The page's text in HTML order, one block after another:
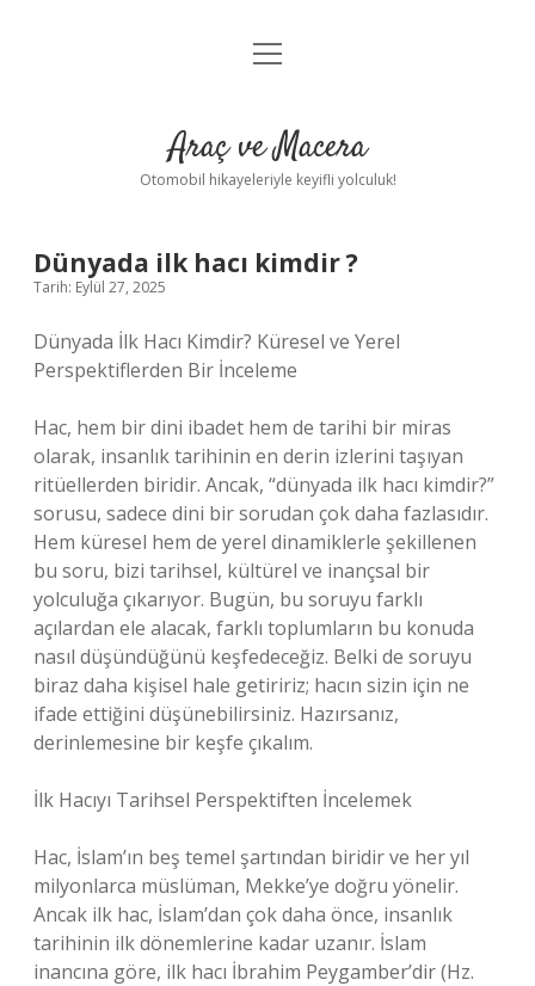
Anasayfa
Yasal Uyarı
menüyü
Araç ve Macera
Otomobil hikayeleriyle keyifli yolculuk!
Dünyada ilk hacı kimdir ?
Tarih: Eylül 27, 2025
Dünyada İlk Hacı Kimdir? Küresel ve Yerel
Perspektiflerden Bir İnceleme
Hac, hem bir dini ibadet hem de tarihi bir miras
olarak, insanlık tarihinin en derin izlerini taşıyan
ritüellerden biridir. Ancak, “dünyada ilk hacı kimdir?”
sorusu, sadece dini bir sorudan çok daha fazlasıdır.
Hem küresel hem de yerel dinamiklerle şekillenen
bu soru, bizi tarihsel, kültürel ve inançsal bir
yolculuğa çıkarıyor. Bugün, bu soruyu farklı
açılardan ele alacak, farklı toplumların bu konuda
nasıl düşündüğünü keşfedeceğiz. Belki de soruyu
biraz daha kişisel hale getiririz; hacın sizin için ne
ifade ettiğini düşünebilirsiniz. Hazırsanız,
derinlemesine bir keşfe çıkalım.
İlk Hacıyı Tarihsel Perspektiften İncelemek
Hac, İslam’ın beş temel şartından biridir ve her yıl
milyonlarca müslüman, Mekke’ye doğru yönelir.
Ancak ilk hac, İslam’dan çok daha önce, insanlık
tarihinin ilk dönemlerine kadar uzanır. İslam
inancına göre, ilk hacı İbrahim Peygamber’dir (Hz.